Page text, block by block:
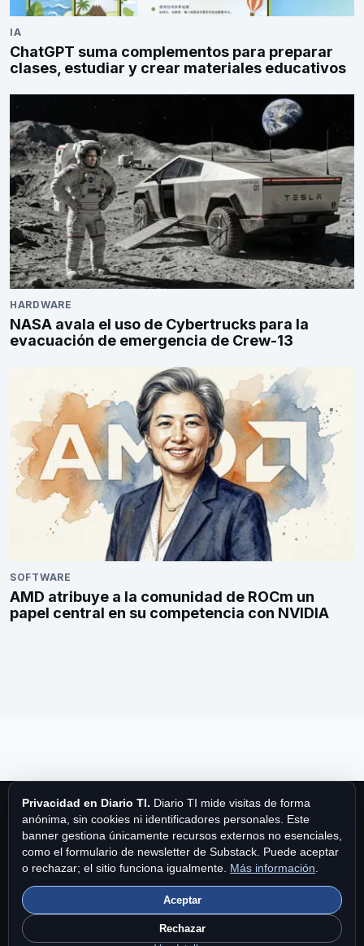
IA
ChatGPT suma complementos para preparar
clases, estudiar y crear materiales educativos
HARDWARE
NASA avala el uso de Cybertrucks para la
evacuación de emergencia de Crew-13
SOFTWARE
AMD atribuye a la comunidad de ROCm un
papel central en su competencia con NVIDIA
Diario TI
Diario TI es una publicación de MPA Publishing International Ltd.
Fundado en 1997.
|Privacidad y cookies
Brand Story
en Diario TI.
Privacidad en Diario TI. Diario TI mide visitas de forma
anónima, sin cookies ni identificadores personales. Este
banner gestiona únicamente recursos externos no esenciales,
como el formulario de newsletter de Substack. Puede aceptar
o rechazar; el sitio funciona igualmente. Más información
Aceptar
Rechazar